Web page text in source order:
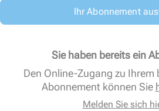
Ihr Abonnement
Sie haben bereits ein
Den Online-Zugang zu Ihrem
Abonnement können Sie
Melden Sie sich